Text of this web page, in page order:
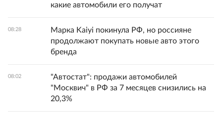
какие автомобили его получат
08:28
Марка Kaiyi покинула РФ, но россияне
продолжают покупать новые авто этого
бренда
08:02
"Автостат": продажи автомобилей
"Москвич" в РФ за 7 месяцев снизились на
20,3%